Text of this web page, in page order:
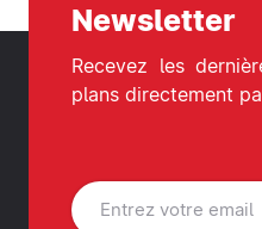
Newsletter
Recevez les
plans directement